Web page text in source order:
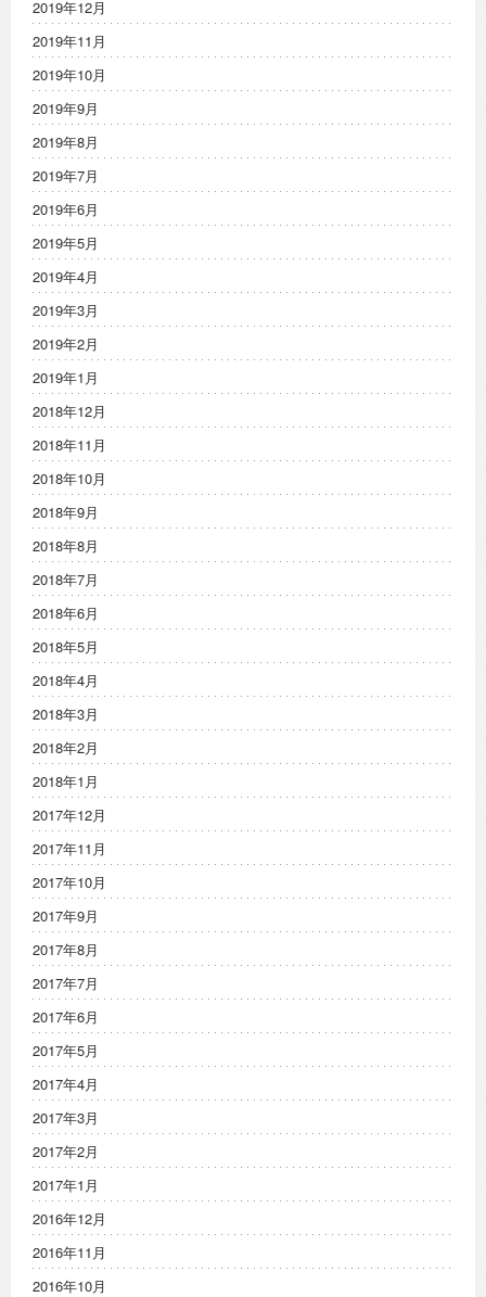
2019年12月
2019年11月
2019年10月
2019年9月
2019年8月
2019年7月
2019年6月
2019年5月
2019年4月
2019年3月
2019年2月
2019年1月
2018年12月
2018年11月
2018年10月
2018年9月
2018年8月
2018年7月
2018年6月
2018年5月
2018年4月
2018年3月
2018年2月
2018年1月
2017年12月
2017年11月
2017年10月
2017年9月
2017年8月
2017年7月
2017年6月
2017年5月
2017年4月
2017年3月
2017年2月
2017年1月
2016年12月
2016年11月
2016年10月